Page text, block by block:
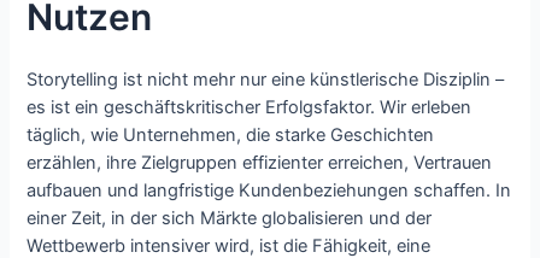
Nutzen
Storytelling ist nicht mehr nur eine künstlerische Disziplin –
es ist ein geschäftskritischer Erfolgsfaktor. Wir erleben
täglich, wie Unternehmen, die starke Geschichten
erzählen, ihre Zielgruppen effizienter erreichen, Vertrauen
aufbauen und langfristige Kundenbeziehungen schaffen. In
einer Zeit, in der sich Märkte globalisieren und der
Wettbewerb intensiver wird, ist die Fähigkeit, eine